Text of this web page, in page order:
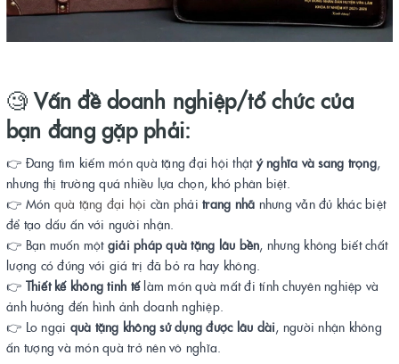
🧐Vấn đề doanh nghiệp/tổ chức của
bạn đang gặp phải:
👉 Đang tìm kiếm món quà tặng đại hội thậtý nghĩa và sang trọng,
nhưng thị trường quá nhiều lựa chọn, khó phân biệt.
👉 Món quà tặng đại hội cần phải trang nhã nhưng vẫn đủ khác biệt
để tạo dấu ấn với người nhận.
👉 Bạn muốn một giải pháp quà tặng lâu bền, nhưng không biết chất
lượng có đúng với giá trị đã bỏ ra hay không.
👉 Thiết kế không tinh tếlàm món quà mất đi tính chuyên nghiệp và
ảnh hưởng đến hình ảnh doanh nghiệp.
👉 Lo ngại quà tặng không sử dụng được lâu dài, người nhận không
ấn tượng và món quà trở nên vô nghĩa.